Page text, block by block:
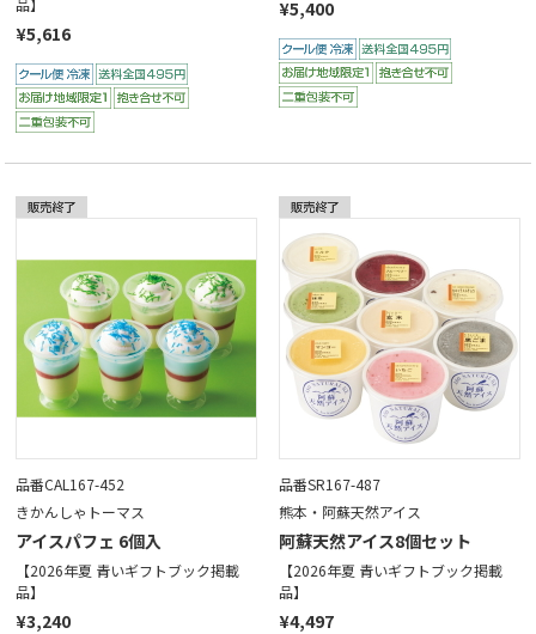
¥5,616
¥5,400
品番CAL167-452
きかんしゃトーマス
アイスパフェ 6個入
【2026年夏 青いギフトブック掲載
品】
¥3,240
品番SR167-487
熊本・阿蘇天然アイス
阿蘇天然アイス8個セット
【2026年夏 青いギフトブック掲載
品】
¥4,497